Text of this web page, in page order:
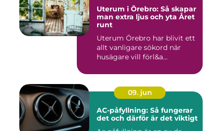
Uterum i Örebro: Så skapar
man extra ljus och yta Året
runt
Uterum Örebro har blivit ett
allt vanligare sökord när
husägare vill förl&a...
09. jun
AC-påfyllning: Så fungerar
det och därför är det viktigt